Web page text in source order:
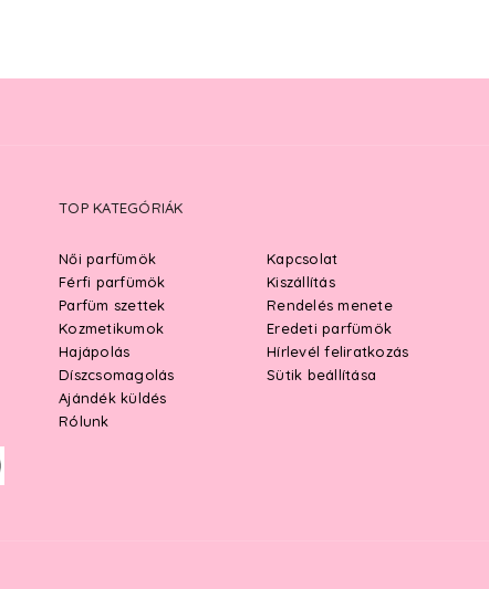
TOP KATEGÓRIÁK
Női parfümök
Férfi parfümök
Parfüm szettek
Kozmetikumok
Hajápolás
Díszcsomagolás
Ajándék küldés
Rólunk
Kapcsolat
Kiszállítás
Rendelés menete
Eredeti parfümök
Hírlevél feliratkozás
Sütik beállítása